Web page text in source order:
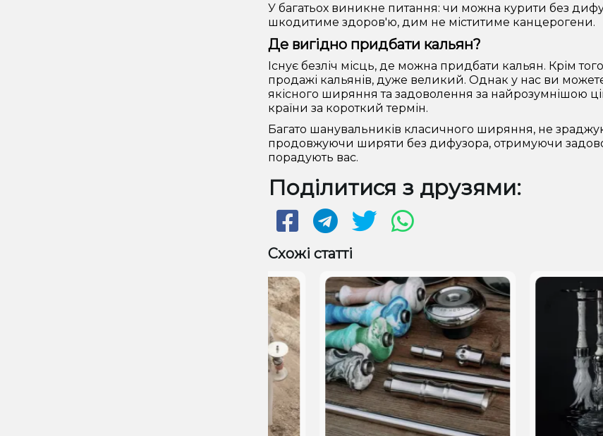
У багатьох виникне питання: чи можна курити без
шкодитиме здоров'ю, дим не міститиме канцерогени.
Де вигідно придбати кальян?
Існує безліч місць, де можна придбати кальян. Крім
продажі кальянів, дуже великий. Однак у нас ви
якісного ширяння та задоволення за найрозумнішою
країни за короткий термін.
Багато шанувальників класичного ширяння, не
продовжуючи ширяти без дифузора, отримуючи
порадують вас.
Поділитися з друзями:
Схожі статті